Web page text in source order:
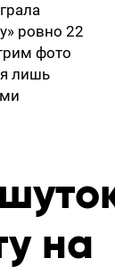
ровно 22
фото
лишь
на